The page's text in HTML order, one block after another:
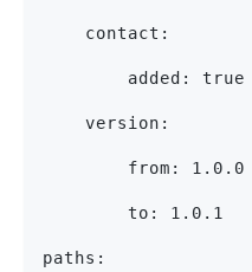
    contact:
        added: true
    version:
        from: 1.0.0
        to: 1.0.1
paths: